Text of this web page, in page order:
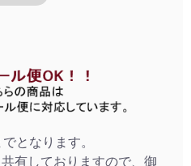
となります。
有しておりますので、御